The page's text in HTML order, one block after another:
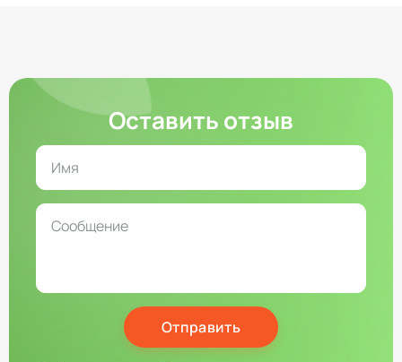
Оставить отзыв
Отправить